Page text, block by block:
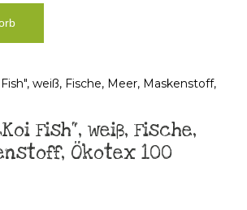
Fish“, weiß, Fische,
Ökotex 100